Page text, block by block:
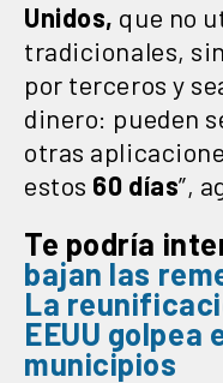
Unidos, que no
tradicionales,
por terceros y
dinero: pueden
otras
estos 60 días”,
Te podría
bajan las
La
EEUU golpea
municipios